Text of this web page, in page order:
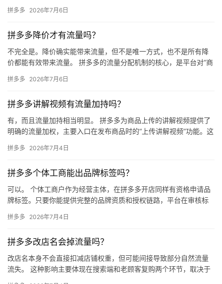
间未…
拼多多 2026年7月6日
拼多多降价才有流量吗？
不完全是。降价确实能带来流量，但不是唯一方式，也不是所有降
价都能有效带来流量。 拼多多的流量分配机制的核心，是平台对“商
是…
拼多多 2026年7月6日
拼多多讲解视频有流量加持吗？
有，而且流量加持相当明显。 拼多多为商品上传的讲解视频提供了
明确的流量加权，主要入口在发布商品时的“上传讲解视频”功能。这
拼多多 2026年7月4日
拼多多个体工商能出品牌标签吗？
可以。 个体工商户作为经营主体，在拼多多开店同样有资格申请品
牌标签。只要你能提供完整的品牌资质和授权链路，平台在审核标
牌…
拼多多 2026年7月4日
拼多多改店名会掉流量吗？
改店名本身不会直接扣减店铺权重，但可能间接导致部分自然流量
流失。 这种影响主要体现在搜索端和老顾客复购两个环节，取决于